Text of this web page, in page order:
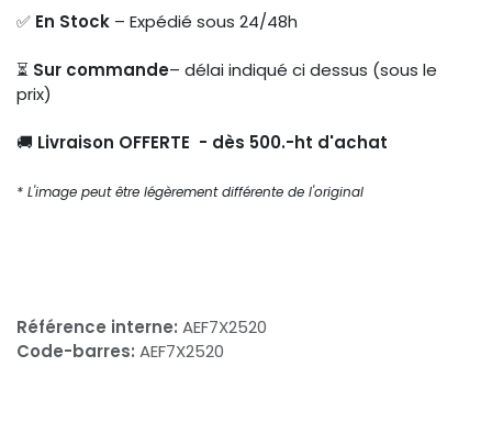
✅ En Stock – Expédié sous 24/48h
⏳ Sur commande– délai indiqué ci dessus (sous le
prix)
🚚 Livraison OFFERTE - dès 500.-ht d'achat
* L'image peut être légèrement différente de l'original
Référence interne: AEF7X2520
Code-barres: AEF7X2520